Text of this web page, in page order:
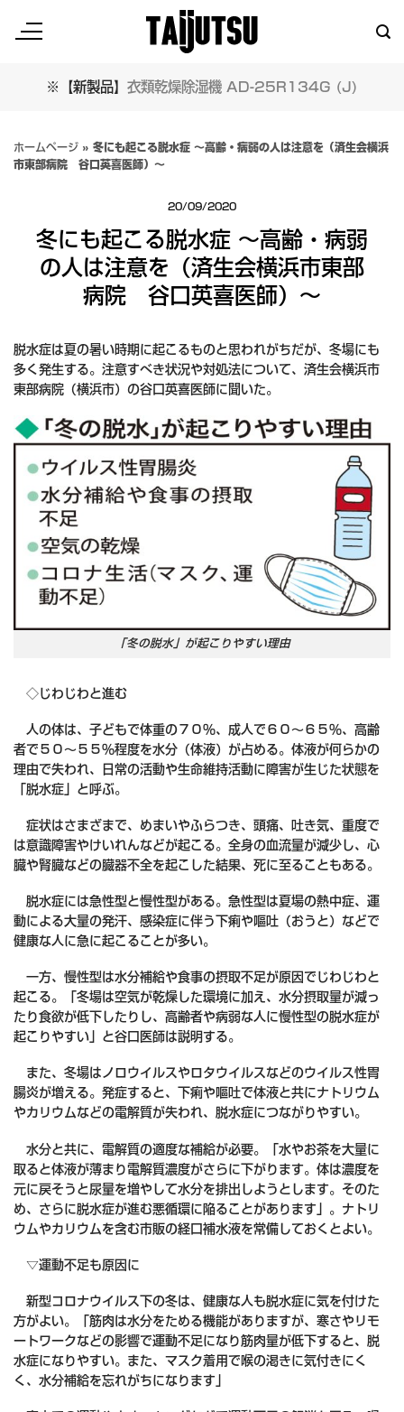
※【新製品】 衣類乾燥除湿機 AD-25R134G (J)
ホームページ » 冬にも起こる脱水症 ～高齢・病弱の人は注意を（済生会横浜
市東部病院 谷口英喜医師）～
20/09/2020
冬にも起こる脱水症 ～高齢・病弱
の人は注意を（済生会横浜市東部
病院 谷口英喜医師）～
脱水症は夏の暑い時期に起こるものと思われがちだが、冬場にも
多く発生する。注意すべき状況や対処法について、済生会横浜市
東部病院（横浜市）の谷口英喜医師に聞いた。
「冬の脱水」が起こりやすい理由
◇じわじわと進む
人の体は、子どもで体重の７０％、成人で６０～６５％、高齢
者で５０～５５％程度を水分（体液）が占める。体液が何らかの
理由で失われ、日常の活動や生命維持活動に障害が生じた状態を
「脱水症」と呼ぶ。
症状はさまざまで、めまいやふらつき、頭痛、吐き気、重度で
は意識障害やけいれんなどが起こる。全身の血流量が減少し、心
臓や腎臓などの臓器不全を起こした結果、死に至ることもある。
脱水症には急性型と慢性型がある。急性型は夏場の熱中症、運
動による大量の発汗、感染症に伴う下痢や嘔吐（おうと）などで
健康な人に急に起こることが多い。
一方、慢性型は水分補給や食事の摂取不足が原因でじわじわと
起こる。「冬場は空気が乾燥した環境に加え、水分摂取量が減っ
たり食欲が低下したりし、高齢者や病弱な人に慢性型の脱水症が
起こりやすい」と谷口医師は説明する。
また、冬場はノロウイルスやロタウイルスなどのウイルス性胃
腸炎が増える。発症すると、下痢や嘔吐で体液と共にナトリウム
やカリウムなどの電解質が失われ、脱水症につながりやすい。
水分と共に、電解質の適度な補給が必要。「水やお茶を大量に
取ると体液が薄まり電解質濃度がさらに下がります。体は濃度を
元に戻そうと尿量を増やして水分を排出しようとします。そのた
め、さらに脱水症が進む悪循環に陥ることがあります」。ナトリ
ウムやカリウムを含む市販の経口補水液を常備しておくとよい。
▽運動不足も原因に
新型コロナウイルス下の冬は、健康な人も脱水症に気を付けた
方がよい。「筋肉は水分をためる機能がありますが、寒さやリモ
ートワークなどの影響で運動不足になり筋肉量が低下すると、脱
水症になりやすい。また、マスク着用で喉の渇きに気付きにく
く、水分補給を忘れがちになります」